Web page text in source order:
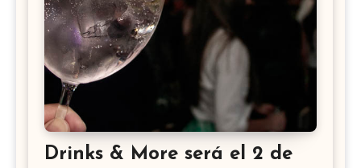
Drinks & More será el 2 de